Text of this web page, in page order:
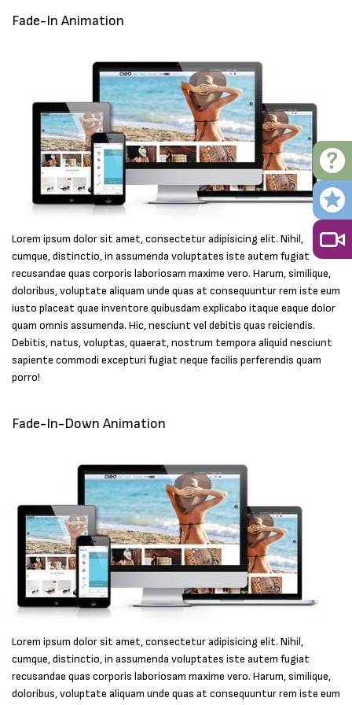
Fade-In Animation
Lorem ipsum dolor sit amet, consectetur adipisicing elit. Nihil,
cumque, distinctio, in assumenda voluptates iste autem fugiat
recusandae quas corporis laboriosam maxime vero. Harum, similique,
doloribus, voluptate aliquam unde quas at consequuntur rem iste eum
iusto placeat quae inventore quibusdam explicabo itaque eaque dolor
quam omnis assumenda. Hic, nesciunt vel debitis quas reiciendis.
Debitis, natus, voluptas, quaerat, nostrum tempora aliquid nesciunt
sapiente commodi excepturi fugiat neque facilis perferendis quam
porro!
Fade-In-Down Animation
Lorem ipsum dolor sit amet, consectetur adipisicing elit. Nihil,
cumque, distinctio, in assumenda voluptates iste autem fugiat
recusandae quas corporis laboriosam maxime vero. Harum, similique,
doloribus, voluptate aliquam unde quas at consequuntur rem iste eum